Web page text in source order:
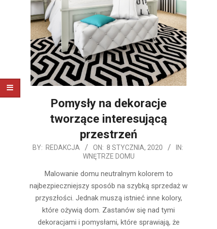
Pomysły na dekoracje
tworzące interesującą
przestrzeń
2020-
BY: REDAKCJA ON: 8 STYCZNIA, 2020
IN:
WNĘTRZE DOMU
Malowanie domu neutralnym kolorem to
najbezpieczniejszy sposób na szybką sprzedaż w
przyszłości. Jednak muszą istnieć inne kolory,
które ożywią dom. Zastanów się nad tymi
dekoracjami i pomysłami, które sprawiają, że